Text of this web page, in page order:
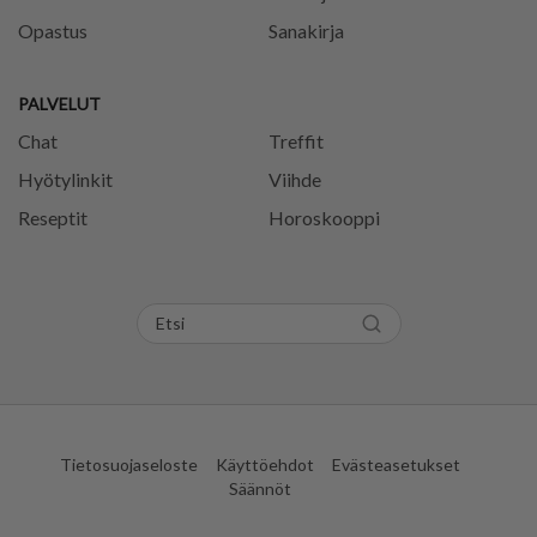
Opastus
PALVELUT
Chat
Treffit
Hyötylinkit
Viihde
Reseptit
Horoskooppi
Sanakirja
Tietosuojaseloste Käyttöehdot
Evästeasetukset
Säännöt